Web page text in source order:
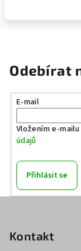
Odebírat
E-mail
Vložením e-
údajů
Přihlásit se
Kontakt